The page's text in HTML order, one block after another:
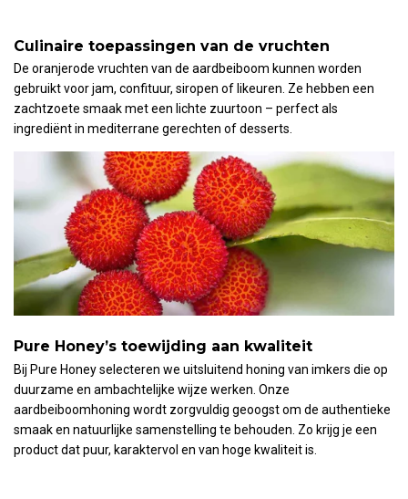
Culinaire toepassingen van de vruchten
De oranjerode vruchten van de aardbeiboom kunnen worden
gebruikt voor jam, confituur, siropen of likeuren. Ze hebben een
zachtzoete smaak met een lichte zuurtoon – perfect als
ingrediënt in mediterrane gerechten of desserts.
Pure Honey’s toewijding aan kwaliteit
Bij Pure Honey selecteren we uitsluitend honing van imkers die op
duurzame en ambachtelijke wijze werken. Onze
aardbeiboomhoning wordt zorgvuldig geoogst om de authentieke
smaak en natuurlijke samenstelling te behouden. Zo krijg je een
product dat puur, karaktervol en van hoge kwaliteit is.